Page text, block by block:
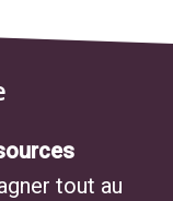
tout au